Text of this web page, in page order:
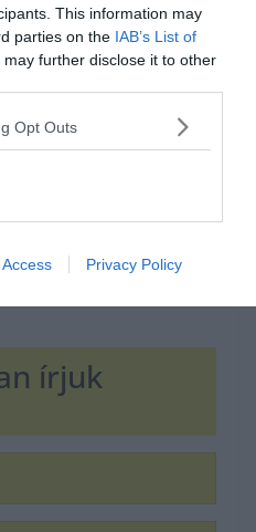
This information may
parties on the IAB’s List of
may further disclose it to other
Opt Outs
Privacy Policy
írjuk